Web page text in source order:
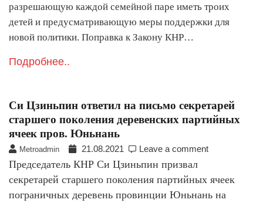
разрешающую каждой семейной паре иметь троих
детей и предусматривающую меры поддержки для
новой политики. Поправка к Закону КНР…
Подробнее..
Си Цзиньпин ответил на письмо секретарей
старшего поколения деревенских партийных
ячеек пров. Юньнань
Metroadmin 21.08.2021 Leave a comment
Председатель КНР Си Цзиньпин призвал
секретарей старшего поколения партийных ячеек
пограничных деревень провинции Юньнань на